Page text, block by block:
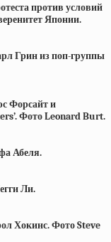
против условий
Японии.
Грин из поп-группы
Форсайт и
Фото Leonard Burt.
Абеля.
Ли.
Хокинс. Фото Steve